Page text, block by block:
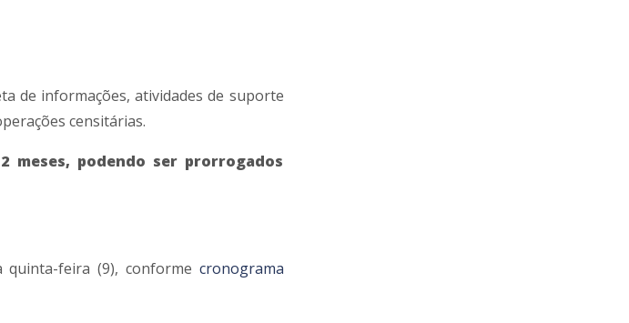
de informações, atividades de suporte
censitárias.
meses, podendo ser prorrogados
feira (9), conforme cronograma